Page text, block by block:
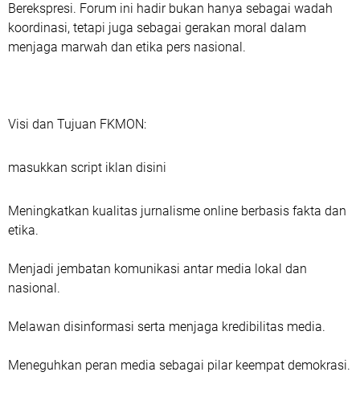
Berekspresi. Forum ini hadir bukan hanya sebagai wadah
koordinasi, tetapi juga sebagai gerakan moral dalam
menjaga marwah dan etika pers nasional.
Visi dan Tujuan FKMON:
masukkan script iklan disini
Meningkatkan kualitas jurnalisme online berbasis fakta dan
etika.
Menjadi jembatan komunikasi antar media lokal dan
nasional.
Melawan disinformasi serta menjaga kredibilitas media.
Meneguhkan peran media sebagai pilar keempat demokrasi.